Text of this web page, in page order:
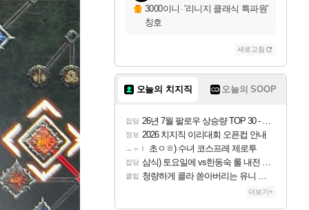
3000이니 ·'리니지 클래식 특파원'
칭호
새로고침
오늘의 치지직 오늘의 SOOP
잡담 26년 7월 팔로우 상승량 TOP 30 - 월간 치지직
정보 2026 치지직 이리대회 오픈컵 안내
ㅗㅜㅑ 초ㅇㅎ) 수녀 코스프레 제로투
잡담 삼식) 토요일에 vs한동숙 롤 내전 예정
클립 청량하게 콜라 쏟아버리는 유니 ㅋㅋㅋ
더보기+